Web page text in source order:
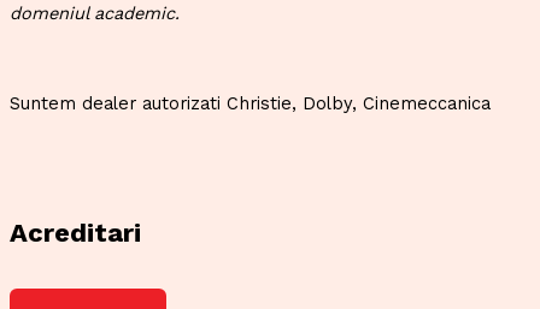
domeniul academic.
Suntem dealer autorizati Christie, Dolby, Cinemeccanica
Acreditari